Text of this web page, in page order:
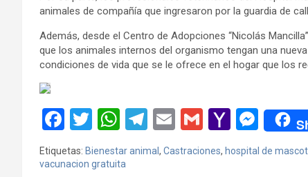
animales de compañía que ingresaron por la guardia de
Además, desde el Centro de Adopciones “Nicolás
que los animales internos del organismo tengan una
condiciones de vida que se le ofrece en el hogar que los
F
a
ce
T
wi
tt
W
at
T
el
e
E
m
ail
G
ail
Y
h
M
es
se
Etiquetas: Bienestar animal, Castraciones, hospital de
vacunacion gratuita